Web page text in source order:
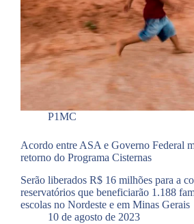
P1MC
Acordo entre ASA e Governo Federal
retorno do Programa Cisternas
Serão liberados R$ 16 milhões para a
reservatórios que beneficiarão 1.188
escolas no Nordeste e em Minas Gerais
10 de agosto de 2023